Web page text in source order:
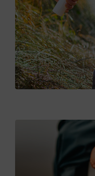
De mai à
Ces parasites
maladie grave
vêtements
et les 2 jours
Privilégiez les